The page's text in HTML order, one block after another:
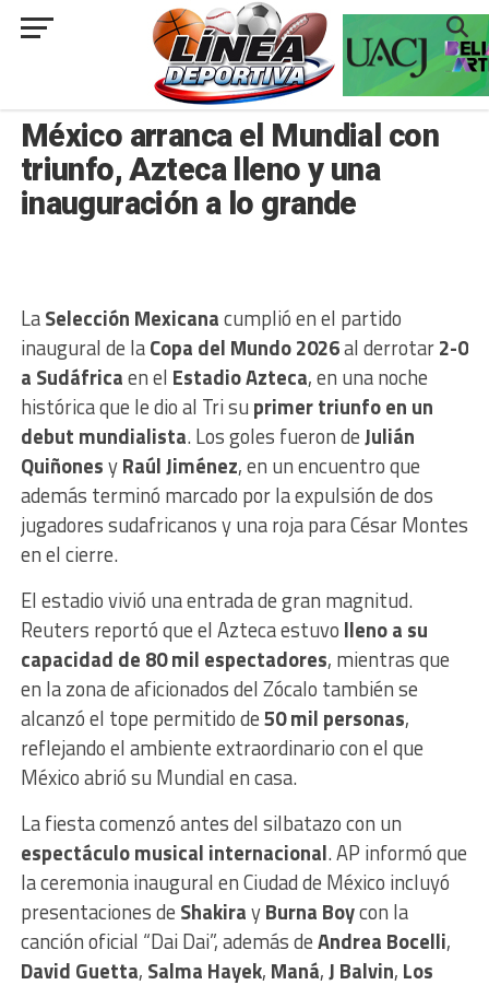
###
México arranca el Mundial con
triunfo, Azteca lleno y una
inauguración a lo grande
LaSelección Mexicanacumplió en el partido
inaugural de laCopa del Mundo 2026al derrotar2-0
a Sudáfricaen el Estadio Azteca, en una noche
histórica que le dio al Tri su primer triunfo en un
debut mundialista. Los goles fueron deJulián
QuiñonesyRaúl Jiménez, en un encuentro que
además terminó marcado por la expulsión de dos
jugadores sudafricanos y una roja para César Montes
en el cierre.
El estadio vivió una entrada de gran magnitud.
Reuters reportó que el Azteca estuvo lleno a su
capacidad de 80 mil espectadores, mientras que
en la zona de aficionados del Zócalo también se
alcanzó el tope permitido de50 mil personas,
reflejando el ambiente extraordinario con el que
México abrió su Mundial en casa.
La fiesta comenzó antes del silbatazo con un
espectáculo musical internacional. AP informó que
la ceremonia inaugural en Ciudad de México incluyó
presentaciones de ShakirayBurna Boycon la
canción oficial “Dai Dai”, además deAndrea Bocelli,
David Guetta, Salma Hayek, Maná,J Balvin, Los